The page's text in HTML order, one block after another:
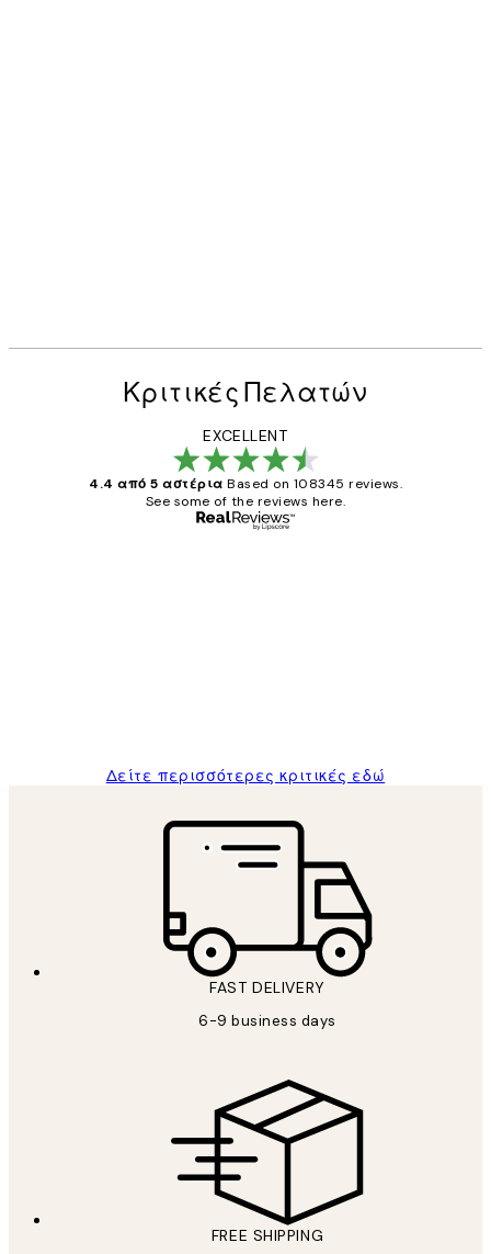
Κριτικές Πελατών
EXCELLENT
4.4 από 5 αστέρια Based on 108345 reviews.
See some of the reviews here.
Δείτε περισσότερες κριτικές εδώ
FAST DELIVERY
6-9 business days
FREE SHIPPING